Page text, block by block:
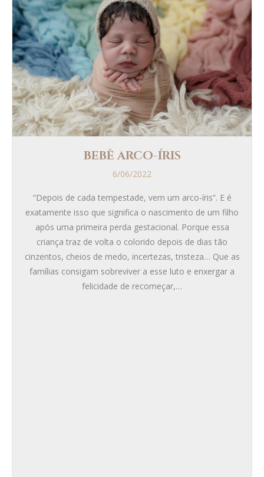
BEBÊ ARCO-ÍRIS
6/06/2022
“Depois de cada tempestade, vem um arco-íris”. E é
exatamente isso que significa o nascimento de um filho
após uma primeira perda gestacional. Porque essa
criança traz de volta o colorido depois de dias tão
cinzentos, cheios de medo, incertezas, tristeza… Que as
famílias consigam sobreviver a esse luto e enxergar a
felicidade de recomeçar,…